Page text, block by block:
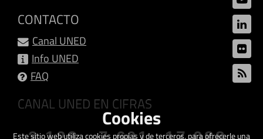
CONTACTO
Canal UNED
Info UNED
FAQ
CANAL UNED EN CIFRAS
Cookies
Este sitio web utiliza cookies propias y de terceros, para ofrecerle una